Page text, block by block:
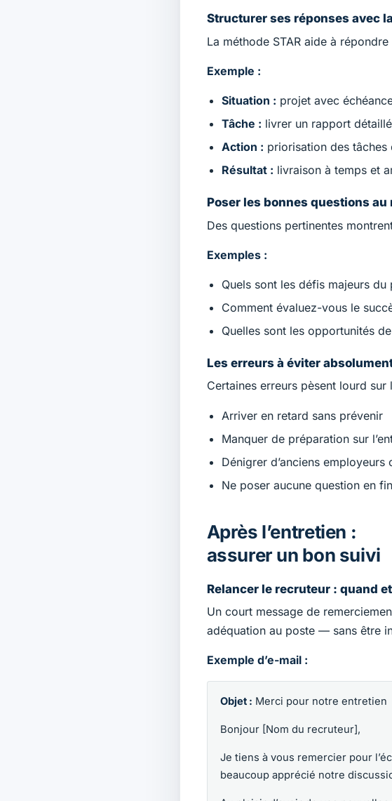
Structurer ses réponses avec
La méthode STAR aide à
Exemple :
Situation : projet avec
Tâche : livrer un rapport
Action : priorisation des tâches
Résultat : livraison à temps et
Poser les bonnes questions au
Des questions pertinentes
Exemples :
Quels sont les défis majeurs
Comment évaluez-vous le
Quelles sont les opportunités
Les erreurs à éviter
Certaines erreurs pèsent lourd sur
Arriver en retard sans prévenir
Manquer de préparation sur
Dénigrer d’anciens employeurs
Ne poser aucune question en
Après l’entretien :
assurer un bon suivi
Relancer le recruteur : quand
Un court message de
adéquation au poste — sans être
Exemple d’e-mail :
Objet : Merci pour notre entretien
Bonjour [Nom du recruteur],
Je tiens à vous remercier pour
beaucoup apprécié notre